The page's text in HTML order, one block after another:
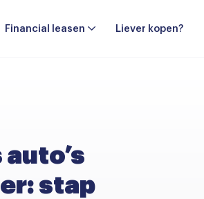
Financial leasen Liever kopen?
stap